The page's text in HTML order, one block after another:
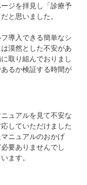
ジを拝見し「診療予
と思いました。
導入できる簡単なシ
漠然とした不安があ
取り組んでおりまし
るか検証する時間が
ュアルを見て不安な
していただけました
ニュアルのおかげ
要ありませんでし
ます。